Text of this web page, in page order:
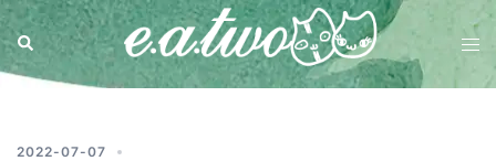
2022-07-07